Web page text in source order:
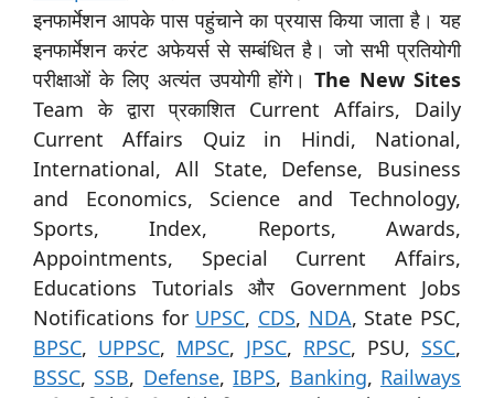
इनफार्मेशन आपके पास पहुंचाने का प्रयास किया जाता है। यह
इनफार्मेशन करंट अफेयर्स से सम्बंधित है। जो सभी प्रतियोगी
परीक्षाओं के लिए अत्यंत उपयोगी होंगे।The New Sites
Team के द्वारा प्रकाशित Current Affairs, Daily
Current Affairs Quiz in Hindi, National,
International, All State, Defense, Business
and Economics, Science and Technology,
Sports, Index, Reports, Awards,
Appointments, Special Current Affairs,
Educations Tutorials और Government Jobs
Notifications for UPSC, CDS, NDA, State PSC,
BPSC, UPPSC, MPSC, JPSC, RPSC, PSU, SSC,
BSSC, SSB, Defense,IBPS, Banking, Railways